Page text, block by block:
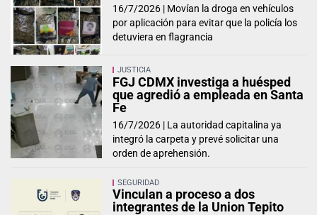
16/7/2026 | Movían la droga en vehículos
por aplicación para evitar que la policía los
detuviera en flagrancia
JUSTICIA
FGJ CDMX investiga a huésped
que agredió a empleada en Santa
Fe
16/7/2026 | La autoridad capitalina ya
integró la carpeta y prevé solicitar una
orden de aprehensión.
SEGURIDAD
Vinculan a proceso a dos
integrantes de la Union Tepito